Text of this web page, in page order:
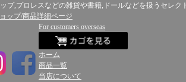
プ,プロレスなどの雑貨や書籍,ドールなどを扱うセレク
ップ/商品詳細ページ
For customers overseas
ホーム
商品一覧
当店について